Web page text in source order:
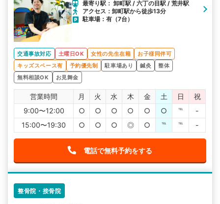
最寄り駅： 卸町駅 / 六丁の目駅 / 荒井駅
アクセス：卸町駅から徒歩13分
駐車場：有（7台）
交通事故対応 土曜日OK 女性の先生在籍
お子様同伴可
キッズスペース有
予約優先制 駐車場あり 鍼灸
整体
無料相談OK
お見舞金
営業時間 月 火 水 木 金 土 日
祝
9:00〜12:00
○ ○ ○ ○ ○ ○ ℡
-
15:00〜19:30
○ ○ ○ ◎ ○ ℡ ℡ -
電話で無料予約をする
整骨院・接骨院